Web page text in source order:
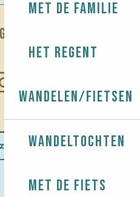
Met de familie
Het regent
Wandelen/Fietsen
Wandeltochten
Met de fiets
brochures